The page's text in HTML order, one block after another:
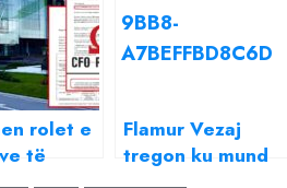
rolet e
të
CFO
Flamur Vezaj
tregon ku mund
të fshihet Ervis